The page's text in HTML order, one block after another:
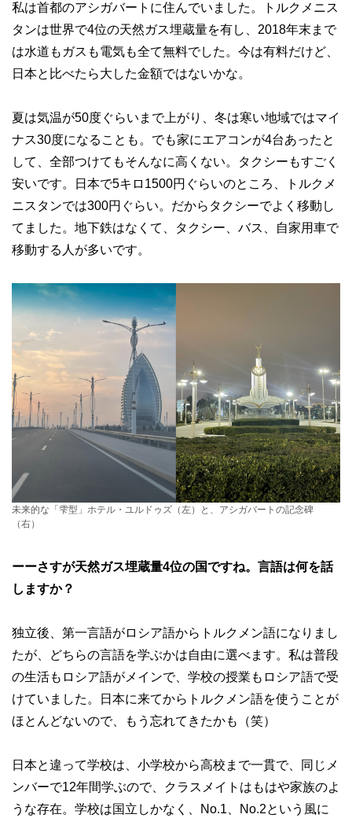
私は首都のアシガバートに住んでいました。トルクメニス
タンは世界で4位の天然ガス埋蔵量を有し、2018年末まで
は水道もガスも電気も全て無料でした。今は有料だけど、
日本と比べたら大した金額ではないかな。
夏は気温が50度ぐらいまで上がり、冬は寒い地域ではマイ
ナス30度になることも。でも家にエアコンが4台あったと
して、全部つけてもそんなに高くない。タクシーもすごく
安いです。日本で5キロ1500円ぐらいのところ、トルクメ
ニスタンでは300円ぐらい。だからタクシーでよく移動し
てました。地下鉄はなくて、タクシー、バス、自家用車で
移動する人が多いです。
未来的な「雫型」ホテル・ユルドゥズ（左）と、アシガバートの記念碑
（右）
ーーさすが天然ガス埋蔵量4位の国ですね。言語は何を話
しますか？
独立後、第一言語がロシア語からトルクメン語になりまし
たが、どちらの言語を学ぶかは自由に選べます。私は普段
の生活もロシア語がメインで、学校の授業もロシア語で受
けていました。日本に来てからトルクメン語を使うことが
ほとんどないので、もう忘れてきたかも（笑）
日本と違って学校は、小学校から高校まで一貫で、同じメ
ンバーで12年間学ぶので、クラスメイトはもはや家族のよ
うな存在。学校は国立しかなく、No.1、No.2という風に